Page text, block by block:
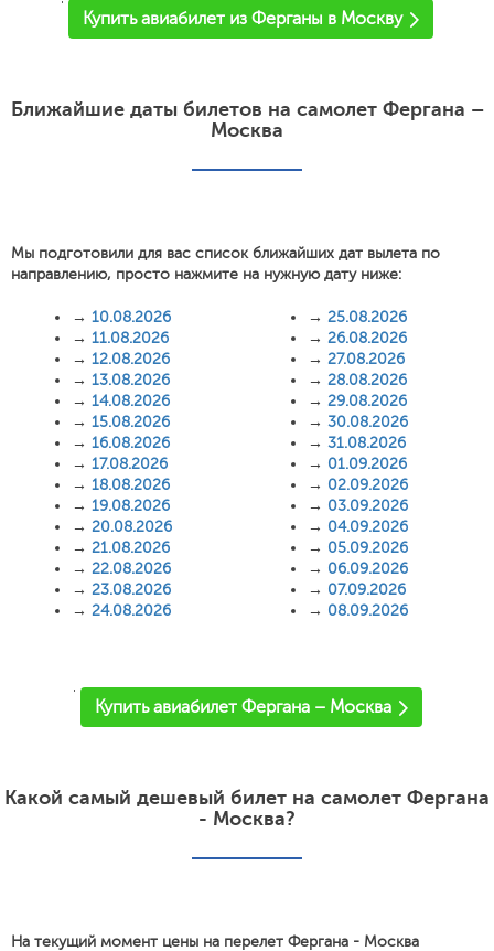
'
Купить авиабилет из Ферганы в Москву
Ближайшие даты билетов на самолет Фергана –
Москва
Мы подготовили для вас список ближайших дат вылета по
направлению, просто нажмите на нужную дату ниже:
→ 10.08.2026
→ 11.08.2026
→ 12.08.2026
→ 13.08.2026
→ 14.08.2026
→ 15.08.2026
→ 16.08.2026
→ 17.08.2026
→ 18.08.2026
→ 19.08.2026
→ 20.08.2026
→ 21.08.2026
→ 22.08.2026
→ 23.08.2026
→ 24.08.2026
→ 25.08.2026
→ 26.08.2026
→ 27.08.2026
→ 28.08.2026
→ 29.08.2026
→ 30.08.2026
→ 31.08.2026
→ 01.09.2026
→ 02.09.2026
→ 03.09.2026
→ 04.09.2026
→ 05.09.2026
→ 06.09.2026
→ 07.09.2026
→ 08.09.2026
'
Купить авиабилет Фергана – Москва
Какой самый дешевый билет на самолет Фергана
- Москва?
На текущий момент цены на перелет Фергана - Москва